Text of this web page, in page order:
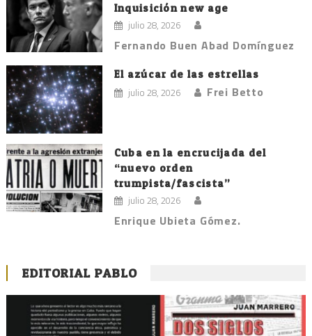
Inquisición new age
julio 28, 2026
Fernando Buen Abad Domínguez
El azúcar de las estrellas
julio 28, 2026 Frei Betto
Cuba en la encrucijada del
“nuevo orden
trumpista/fascista”
julio 28, 2026
Enrique Ubieta Gómez.
EDITORIAL PABLO